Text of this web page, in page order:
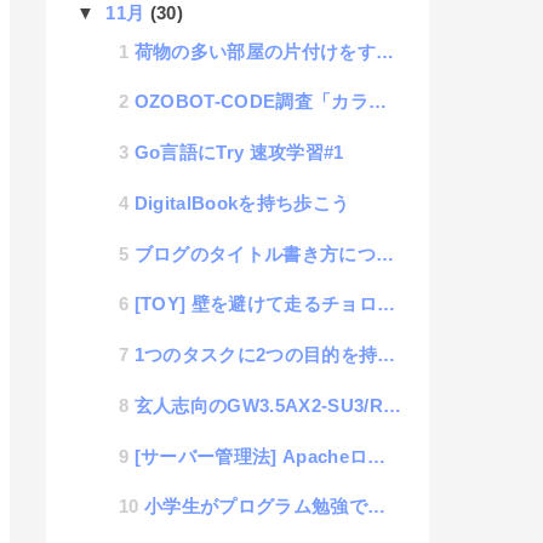
▼ 11月 (30)
荷物の多い部屋の片付けをするポイント
OZOBOT-CODE調査「カラー指定を理解する」
Go言語にTry 速攻学習#1
DigitalBookを持ち歩こう
ブログのタイトル書き方についての検討
[TOY] 壁を避けて走るチョロQ「Q-eyes」
1つのタスクに2つの目的を持たせる事で成長を加速させる
玄人志向のGW3.5AX2-SU3/REV2.0を使って大容量NAS構築手記 #1
[サーバー管理法] Apacheログから時間別のIPアドレスのコネクト数を取得
小学生がプログラム勉強できる「ozobot」の使用レポート